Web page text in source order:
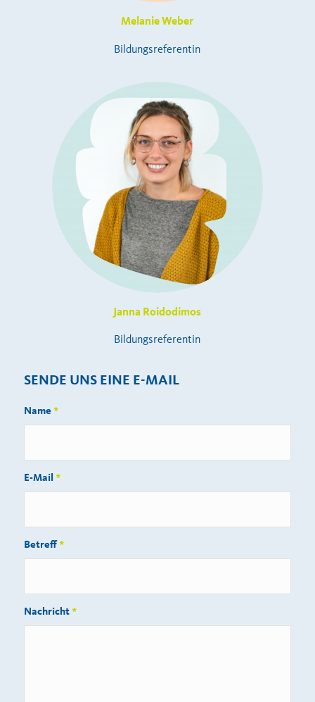
Melanie Weber
Bildungsreferentin
Janna Roidodimos
Bildungsreferentin
SENDE UNS EINE E-MAIL
Name*
E-Mail *
Betreff*
Nachricht*